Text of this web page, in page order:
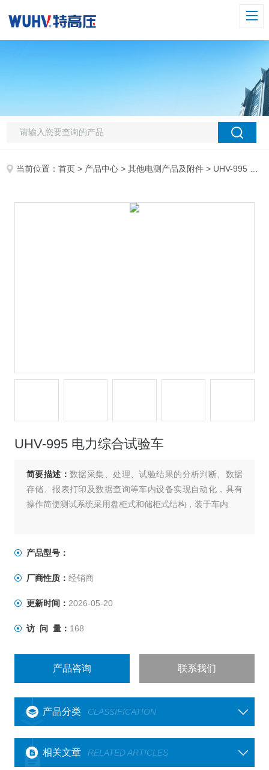
当前位置：首页 > 产品中心 >其他电测产品及附件 > UHV-995 电力综合试验车
UHV-995 电力综合试验车
简要描述：数据采集、处理、试验结果的分析判断、数据
存储、报表打印及数据查询等车内设备实现自动化，具有
操作简便测试系统采用盘柜式和储柜式结构，装于车内
产品型号：
厂商性质： 经销商
更新时间： 2026-05-20
访 问 量： 168
产品咨询 联系我们
产品分类 CLASSIFICATION
相关文章 RELATED ARTICLES